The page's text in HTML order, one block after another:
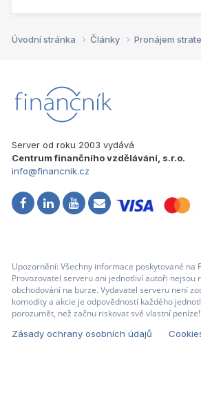
Úvodní stránka Články Pronájem
Server od roku 2003 vydává
Centrum finančního vzdělávání, s.r.o.
info@financnik.cz
Upozornění: Všechny informace poskytované
Provozovatel serveru ani jednotliví autoři nejsou
obchodování na burze. Vydavatel serveru není
komodity a akcie je odpovědností každého
porozumět, než začnu riskovat své vlastní peníze!
Zásady ochrany osobních údajů